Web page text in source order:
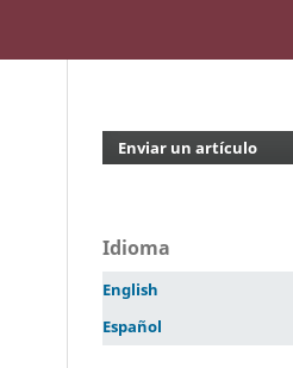
Enviar un artículo
Idioma
English
Español